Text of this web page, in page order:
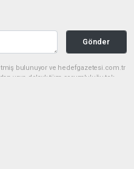
Gönder
bulunuyor ve hedefgazetesi.com.tr
veya dolaylı tüm sorumluluğu tek